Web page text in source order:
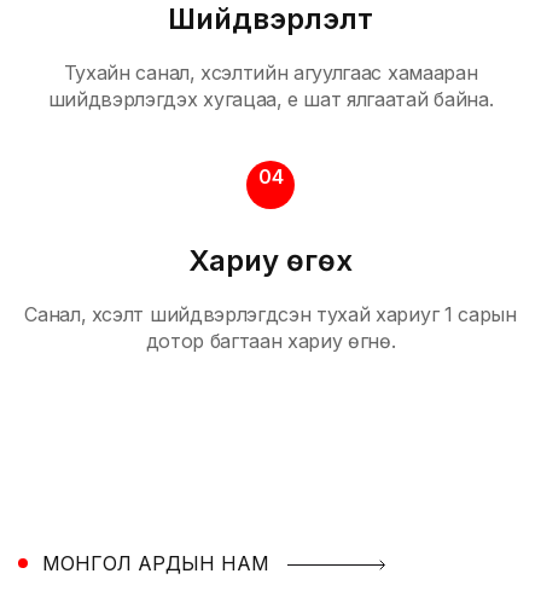
Шийдвэрлэлт
Тухайн санал, хүсэлтийн агуулгаас хамааран
шийдвэрлэгдэх хугацаа, үе шат ялгаатай байна.
04
Хариу өгөх
Санал, хүсэлт шийдвэрлэгдсэн тухай хариуг 1 сарын
дотор багтаан хариу өгнө.
МОНГОЛ АРДЫН НАМ